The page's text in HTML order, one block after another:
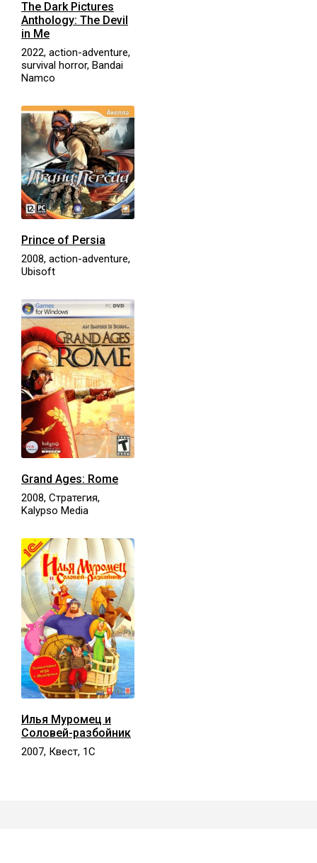
The Dark Pictures
Anthology: The Devil
in Me
2022, action-adventure,
survival horror, Bandai
Namco
Prince of Persia
2008, action-adventure,
Ubisoft
Grand Ages: Rome
2008, Стратегия,
Kalypso Media
Илья Муромец и
Соловей-разбойник
2007, Квест, 1С